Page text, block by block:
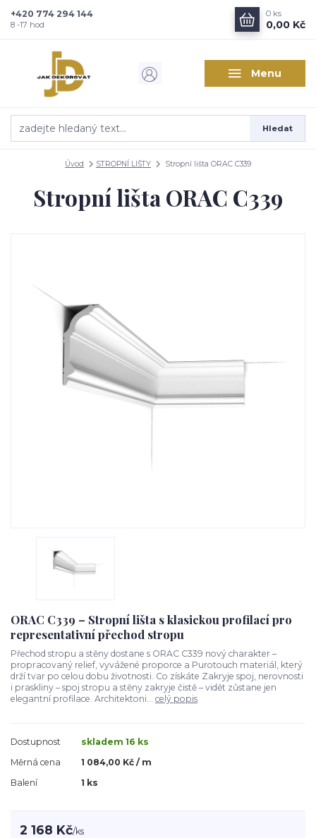
Menu
Hledat
+420 774 294 144
8 -17 hod
0 ks
0,00 Kč
Úvod STROPNÍ LIŠTY Stropní lišta ORAC C339
Stropní lišta ORAC C339
ORAC C339 – Stropní lišta s klasickou profilací pro
representativní přechod stropu
Přechod stropu a stěny dostane s ORAC C339 nový charakter –
propracovaný relief, vyvážené proporce a Purotouch materiál, který
drží tvar po celou dobu životnosti. Co získáte Zakryje spoj, nerovnosti
i praskliny – spoj stropu a stěny zakryje čistě – vidět zůstane jen
elegantní profilace. Architektoni... celý popis
Dostupnost
skladem 16 ks
Měrná cena
1 084,00 Kč / m
Balení
1 ks
2 168 Kč/ks